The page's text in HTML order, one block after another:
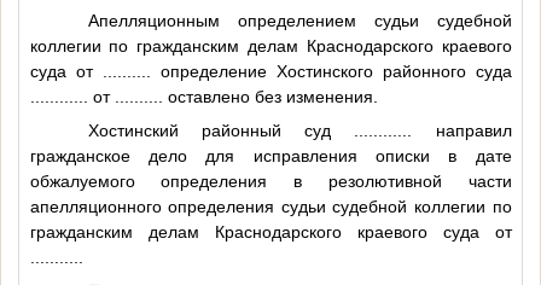
Апелляционным определением судьи судебной
коллегии по гражданским делам Краснодарского краевого
суда от
определение Хостинского районного суда
от
оставлено без изменения.
Хостинский районный суд
направил
гражданское дело для исправления описки в дате
обжалуемого определения в резолютивной части
апелляционного определения судьи судебной коллегии по
гражданским делам Краснодарского краевого суда от